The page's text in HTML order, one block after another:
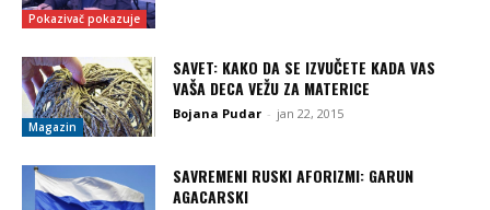
Pokazivač pokazuje
Magazin
SAVET: KAKO DA SE IZVUČETE KADA VAS
VAŠA DECA VEŽU ZA MATERICE
Bojana Pudar - jan 22, 2015
SAVREMENI RUSKI AFORIZMI: GARUN
AGACARSKI